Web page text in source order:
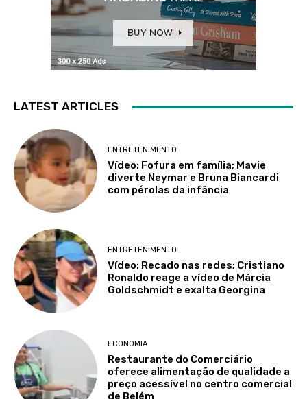
LATEST ARTICLES
ENTRETENIMENTO
Vídeo: Fofura em família; Mavie
diverte Neymar e Bruna Biancardi
com pérolas da infância
ENTRETENIMENTO
Vídeo: Recado nas redes; Cristiano
Ronaldo reage a vídeo de Márcia
Goldschmidt e exalta Georgina
ECONOMIA
Restaurante do Comerciário
oferece alimentação de qualidade a
preço acessível no centro comercial